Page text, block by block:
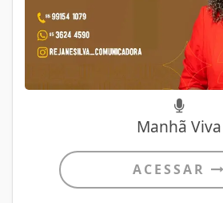
Manhã Viva
ACESSAR